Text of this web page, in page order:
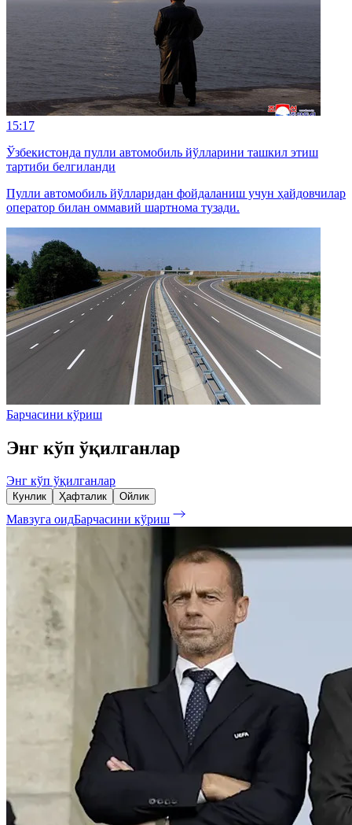
15:17
Ўзбекистонда пулли автомобиль йўлларини ташкил этиш
тартиби белгиланди
Пулли автомобиль йўлларидан фойдаланиш учун ҳайдовчилар
оператор билан оммавий шартнома тузади.
Барчасини кўриш
Энг кўп ўқилганлар
Энг кўп ўқилганлар
Кунлик Ҳафталик Ойлик
Мавзуга оидБарчасини кўриш